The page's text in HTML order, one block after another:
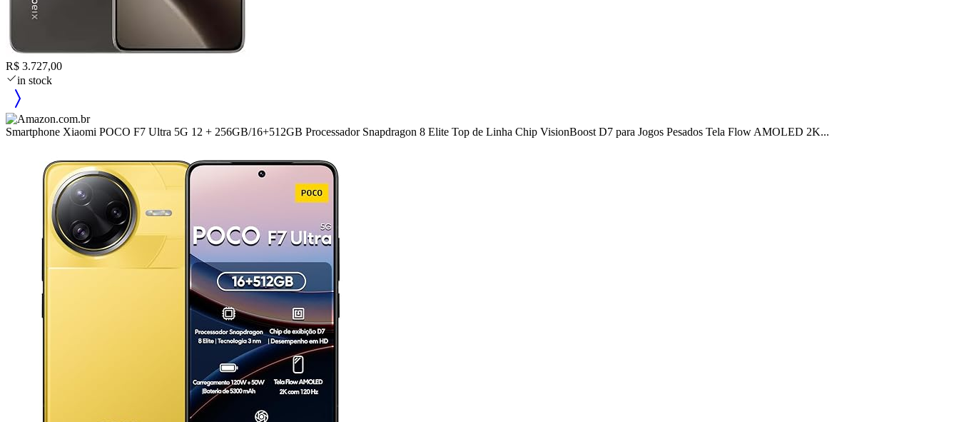
R$ 3.727,00
in stock
Smartphone Xiaomi POCO F7 Ultra 5G 12 + 256GB/16+512GB Processador Snapdragon 8 Elite Top de Linha Chip VisionBoost D7 para Jogos Pesados Tela Flow AMOLED 2K...